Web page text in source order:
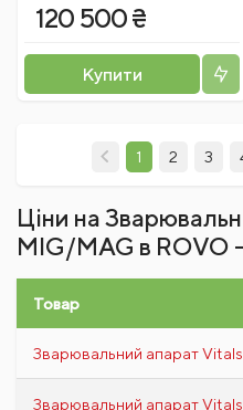
120 500 ₴
Купити
1 2 3
Ціни на
MIG/MAG в ROVO
Товар
Зварювальний апарат
Зварювальний апарат